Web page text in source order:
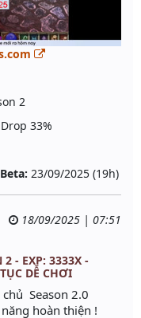
2
33%
23/09/2025 (19h)
18/09/2025 | 07:51
2 - EXP: 3333X -
DỄ CHƠI
Season 2.0
hoàn thiện !